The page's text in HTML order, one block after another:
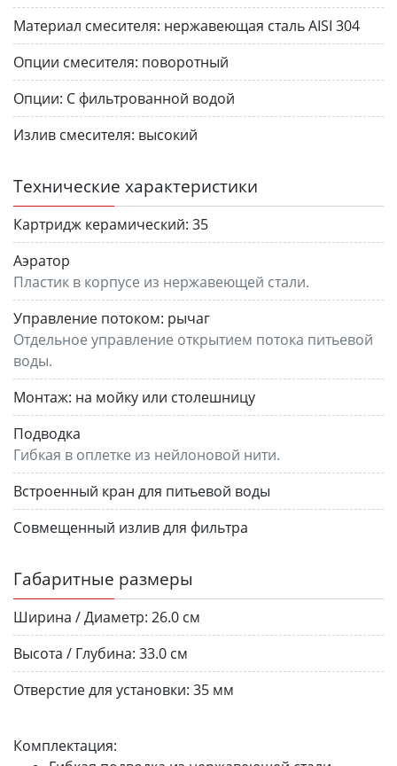
Материал смесителя: нержавеющая сталь AISI 304
Опции смесителя: поворотный
Опции: С фильтрованной водой
Излив смесителя: высокий
Технические характеристики
Картридж керамический: 35
Аэратор
Пластик в корпусе из нержавеющей стали.
Управление потоком: рычаг
Отдельное управление открытием потока питьевой
воды.
Монтаж: на мойку или столешницу
Подводка
Гибкая в оплетке из нейлоновой нити.
Встроенный кран для питьевой воды
Совмещенный излив для фильтра
Габаритные размеры
Ширина / Диаметр: 26.0 см
Высота / Глубина: 33.0 см
Отверстие для установки: 35 мм
Комплектация: